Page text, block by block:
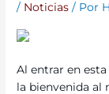
/ Noticias / Por
Al entrar en
la bienvenida al